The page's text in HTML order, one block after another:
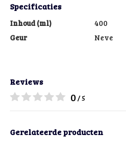
Specificaties
Inhoud (ml)
400
Geur
Neve
Reviews
0 / 5
Gerelateerde producten